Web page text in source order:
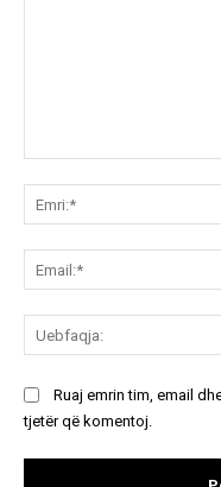
Ruaj emrin tim, email
tjetër që komentoj.